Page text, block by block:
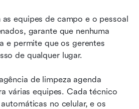
equipes de campo e o pessoal
garante que nenhuma
e permite que os gerentes
de qualquer lugar.
de limpeza agenda
várias equipes. Cada técnico
no celular, e os